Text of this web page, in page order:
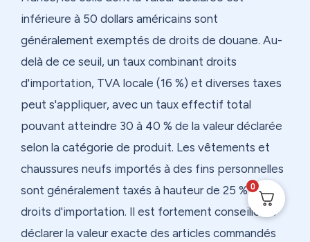
inférieure à 50 dollars américains sont
généralement exemptés de droits de douane. Au-
delà de ce seuil, un taux combinant droits
d'importation, TVA locale (16 %) et diverses taxes
peut s'appliquer, avec un taux effectif total
pouvant atteindre 30 à 40 % de la valeur déclarée
selon la catégorie de produit. Les vêtements et
chaussures neufs importés à des fins personnelles
sont généralement taxés à hauteur de 25 % de
droits d'importation. Il est fortement conseillé de
déclarer la valeur exacte des articles commandés
0